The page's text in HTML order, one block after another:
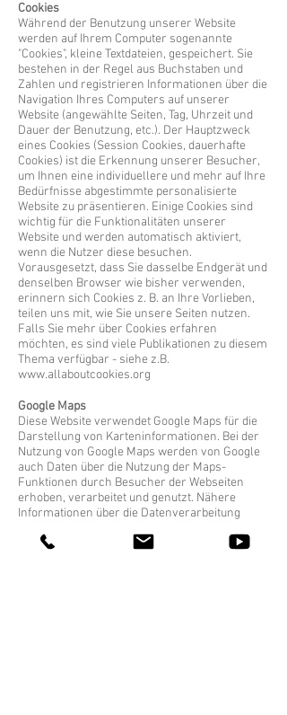
Cookies
Während der Benutzung unserer Website
werden auf Ihrem Computer sogenannte
"Cookies", kleine Textdateien, gespeichert. Sie
bestehen in der Regel aus Buchstaben und
Zahlen und registrieren Informationen über die
Navigation Ihres Computers auf unserer
Website (angewählte Seiten, Tag, Uhrzeit und
Dauer der Benutzung, etc.). Der Hauptzweck
eines Cookies (Session Cookies, dauerhafte
Cookies) ist die Erkennung unserer Besucher,
um Ihnen eine individuellere und mehr auf Ihre
Bedürfnisse abgestimmte personalisierte
Website zu präsentieren. Einige Cookies sind
wichtig für die Funktionalitäten unserer
Website und werden automatisch aktiviert,
wenn die Nutzer diese besuchen.
Vorausgesetzt, dass Sie dasselbe Endgerät und
denselben Browser wie bisher verwenden,
erinnern sich Cookies z. B. an Ihre Vorlieben,
teilen uns mit, wie Sie unsere Seiten nutzen.
Falls Sie mehr über Cookies erfahren
möchten, es sind viele Publikationen zu diesem
Thema verfügbar - siehe z.B.
www.allaboutcookies.org
Google Maps
Diese Website verwendet Google Maps für die
Darstellung von Karteninformationen. Bei der
Nutzung von Google Maps werden von Google
auch Daten über die Nutzung der Maps-
Funktionen durch Besucher der Webseiten
erhoben, verarbeitet und genutzt. Nähere
Informationen über die Datenverarbeitung
Datenschutzhinweisen von Google auf